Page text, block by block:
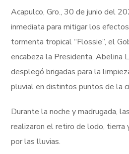
Acapulco, Gro., 30 de junio del
inmediata para mitigar los
tormenta tropical “Flossie”, el
encabeza la Presidenta, Abelina
desplegó brigadas para la
pluvial en distintos puntos de la
Durante la noche y madrugada,
realizaron el retiro de lodo, tierra
por las lluvias.